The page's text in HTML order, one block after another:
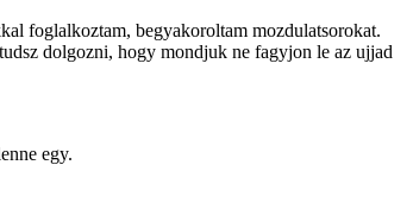
foglalkoztam, begyakoroltam mozdulatsorokat.
dolgozni, hogy mondjuk ne fagyjon le az ujjad
egy.